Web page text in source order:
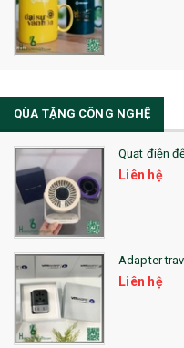
32. TÚI VẢI BỐ
33. MŨ LƯỠI TRAI
36. QUẠT NHỰA QUẢNG CÁO
QUÀ TẶNG KHUYẾN MẠI
QUÀ TẶNG SX NHANH
QUÀ TẶNG HỘI THẢO
QUÀ TẶNG CÔNG NGHỆ
SẢN PHẨM ĐÃ THỰC HIỆN
QUÀ TẶNG SỨC KHỎE
QÙA TẶNG CÔNG NGHỆ
Quạt điện
Liên hệ
Adapter
Liên hệ